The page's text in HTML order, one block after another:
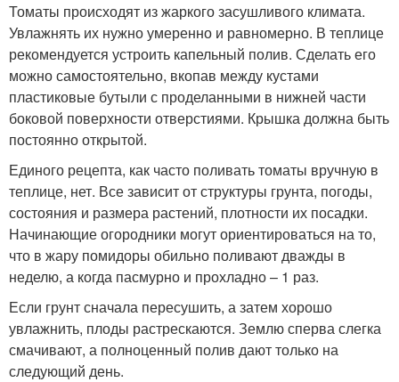
Томаты происходят из жаркого засушливого климата.
Увлажнять их нужно умеренно и равномерно. В теплице
рекомендуется устроить капельный полив. Сделать его
можно самостоятельно, вкопав между кустами
пластиковые бутыли с проделанными в нижней части
боковой поверхности отверстиями. Крышка должна быть
постоянно открытой.
Единого рецепта, как часто поливать томаты вручную в
теплице, нет. Все зависит от структуры грунта, погоды,
состояния и размера растений, плотности их посадки.
Начинающие огородники могут ориентироваться на то,
что в жару помидоры обильно поливают дважды в
неделю, а когда пасмурно и прохладно – 1 раз.
Если грунт сначала пересушить, а затем хорошо
увлажнить, плоды растрескаются. Землю сперва слегка
смачивают, а полноценный полив дают только на
следующий день.